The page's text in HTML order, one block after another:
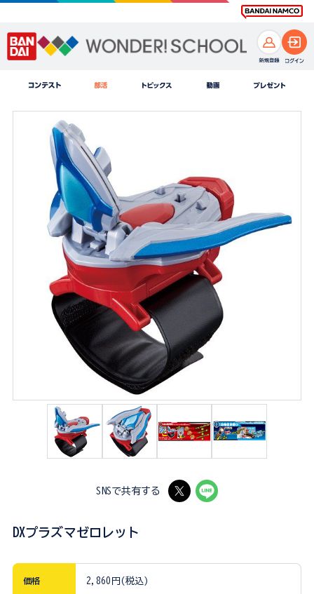
SNSで共有する
DXプラズマゼロレット
価格 2,860円(税込)